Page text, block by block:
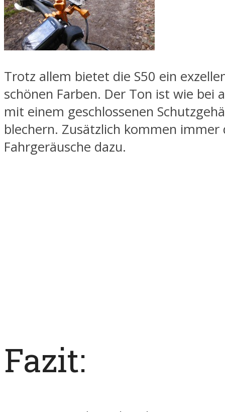
Trotz allem bietet die S50 ein
schönen Farben. Der Ton ist wie bei
mit einem geschlossenen
blechern. Zusätzlich kommen immer
Fahrgeräusche dazu.
Fazit: